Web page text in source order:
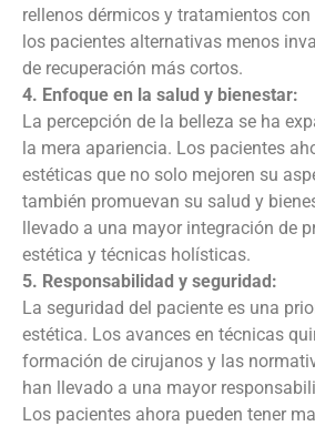
rellenos dérmicos y tratamientos con
los pacientes alternativas menos
de recuperación más cortos.
4. Enfoque en la salud y bienestar:
La percepción de la belleza se ha
la mera apariencia. Los pacientes
estéticas que no solo mejoren su
también promuevan su salud y
llevado a una mayor integración de
estética y técnicas holísticas.
5. Responsabilidad y seguridad:
La seguridad del paciente es una
estética. Los avances en técnicas
formación de cirujanos y las
han llevado a una mayor
Los pacientes ahora pueden tener